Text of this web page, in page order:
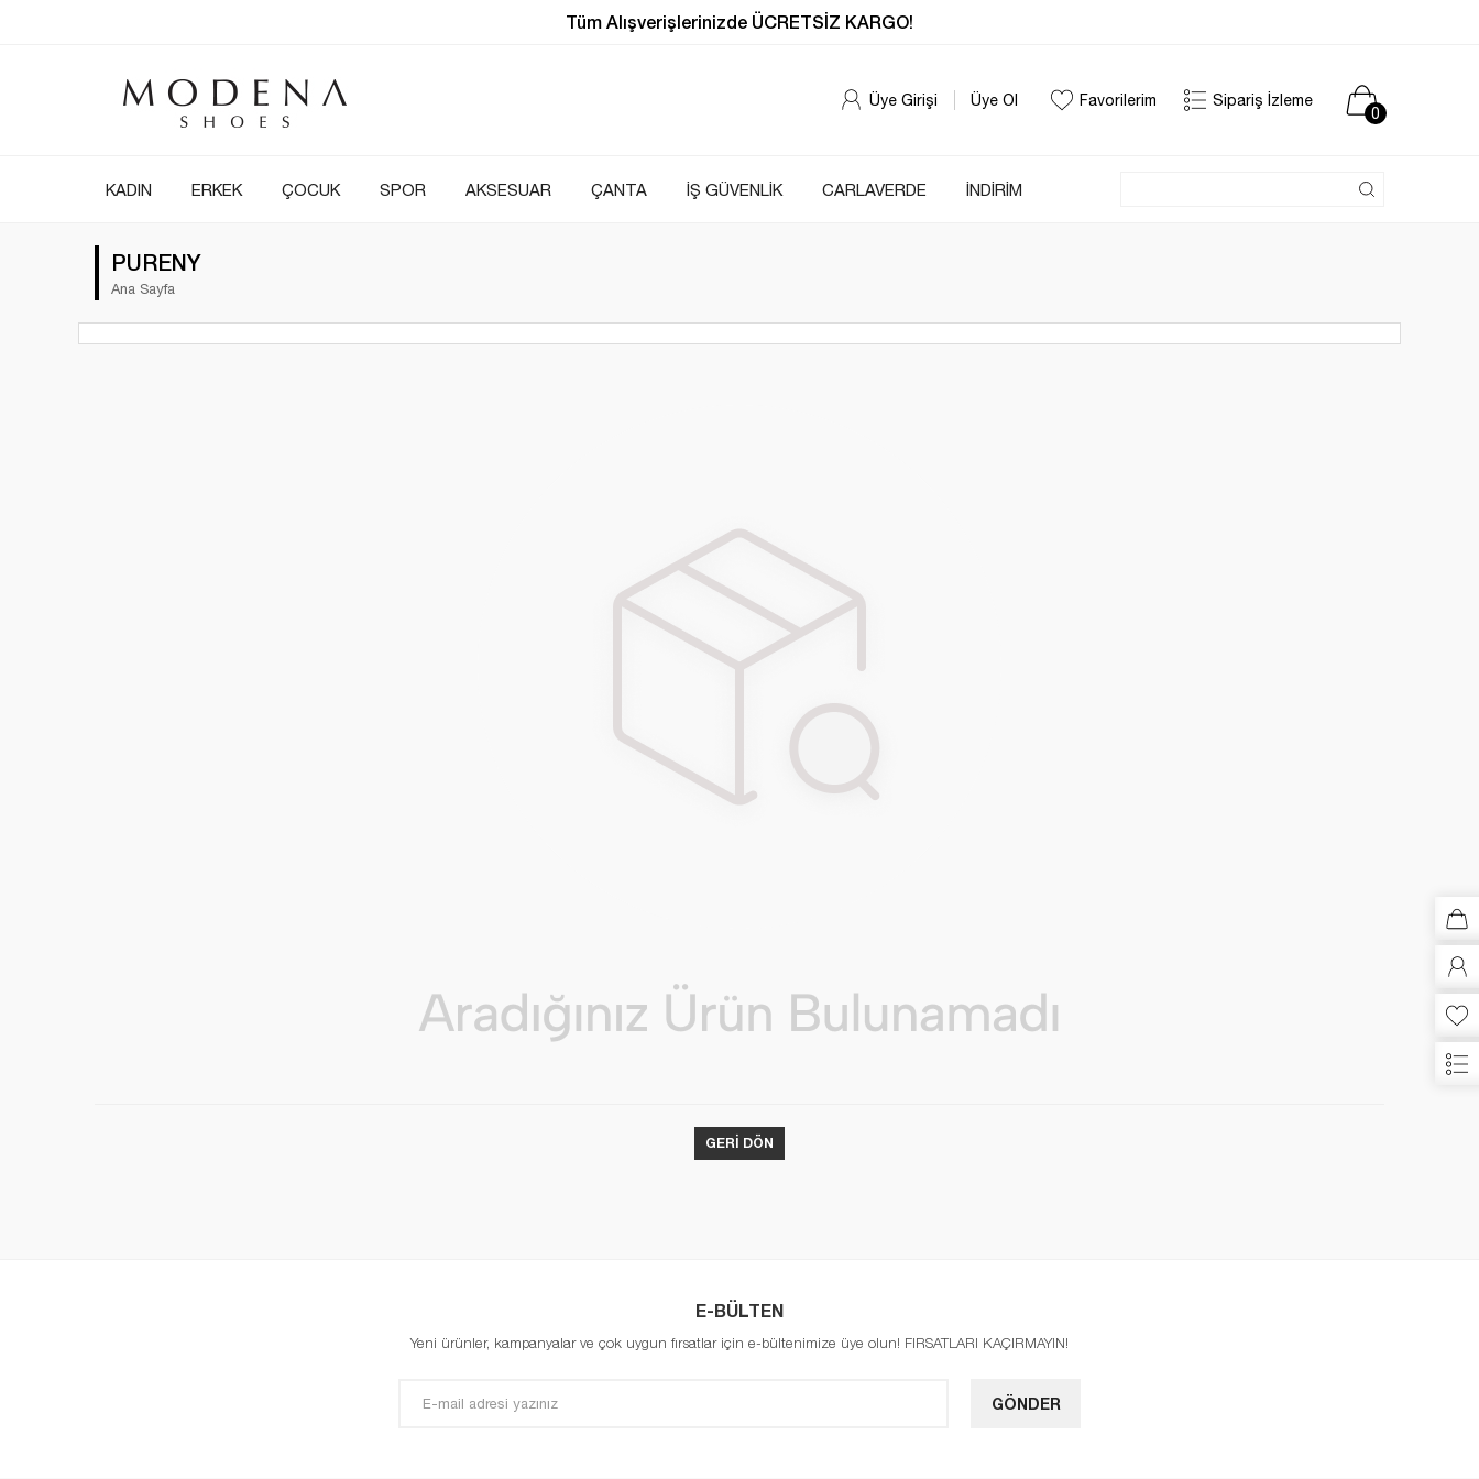
Üye Girişi Üye Ol Favorilerim Sipariş İzleme
0
KADIN ERKEK ÇOCUK SPOR AKSESUAR ÇANTA İŞ GÜVENLİK CARLAVERDE İNDİRİM
Tüm Alışverişlerinizde ÜCRETSİZ KARGO!
PURENY
Ana Sayfa
GERI DÖN
E-BÜLTEN
Yeni ürünler, kampanyalar ve çok uygun fırsatlar için e-bültenimize üye olun! FIRSATLARI KAÇIRMAYIN!
GÖNDER